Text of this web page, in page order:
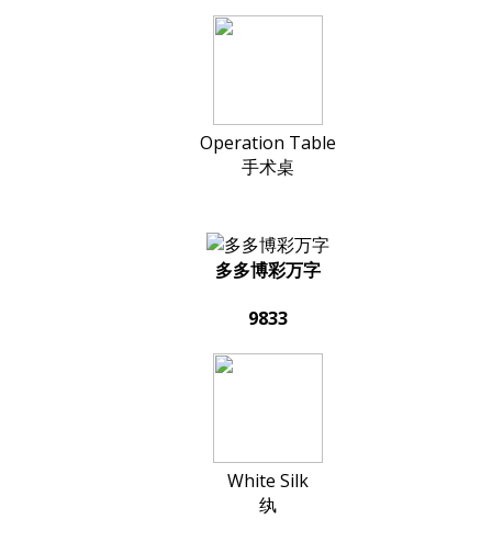
Operation Table
手术桌
多多博彩万字
9833
White Silk
纨